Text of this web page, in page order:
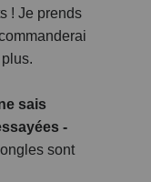
! Je prends
sais
-
sont